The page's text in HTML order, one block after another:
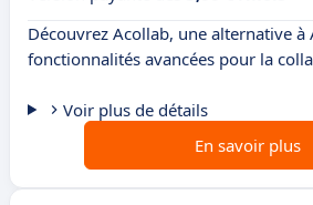
Découvrez Acollab, une alternative
fonctionnalités avancées pour la
Voir plus de détails
En savoir plus